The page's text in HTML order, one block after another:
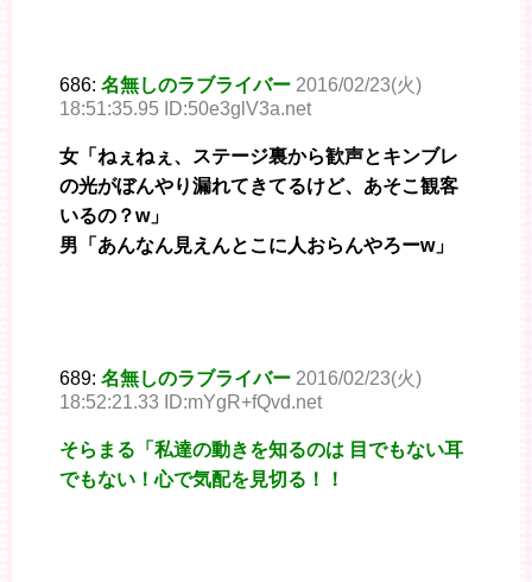
686: 名無しのラブライバー 2016/02/23(火)
18:51:35.95 ID:50e3glV3a.net
女「ねぇねぇ、ステージ裏から歓声とキンブレ
の光がぼんやり漏れてきてるけど、あそこ観客
いるの？w」
男「あんなん見えんとこに人おらんやろーw」
689: 名無しのラブライバー 2016/02/23(火)
18:52:21.33 ID:mYgR+fQvd.net
そらまる「私達の動きを知るのは 目でもない耳
でもない！心で気配を見切る！！